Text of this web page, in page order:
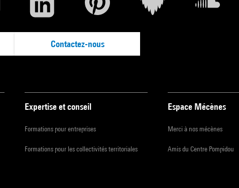
Contactez-nous
Expertise et conseil
Formations pour entreprises
Formations pour les collectivités territoriales
Espace Mécènes
Merci à nos mécènes
Amis du Centre Pompidou